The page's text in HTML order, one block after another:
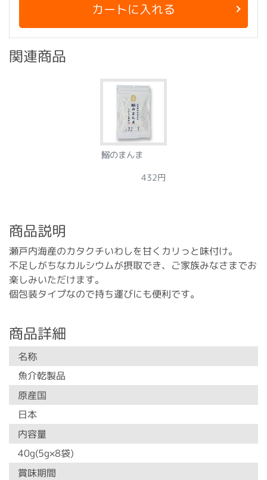
カートに入れる
関連商品
鰯のまんま
432円
商品説明
瀬戸内海産のカタクチいわしを甘くカリっと味付け。
不足しがちなカルシウムが摂取でき、ご家族みなさまでお
楽しみいただけます。
個包装タイプなので持ち運びにも便利です。
商品詳細
名称
魚介乾製品
原産国
日本
内容量
40g(5g×8袋)
賞味期間